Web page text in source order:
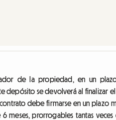
de la propiedad, en un
depósito se devolverá al finalizar
debe firmarse en un plazo
meses, prorrogables tantas